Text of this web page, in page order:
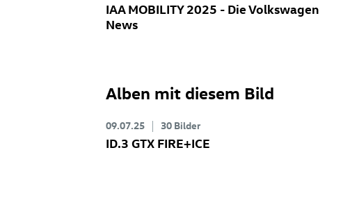
IAA MOBILITY 2025 - Die Volkswagen
News
Alben mit diesem Bild
09.07.25 30 Bilder
ID.3 GTX FIRE+ICE